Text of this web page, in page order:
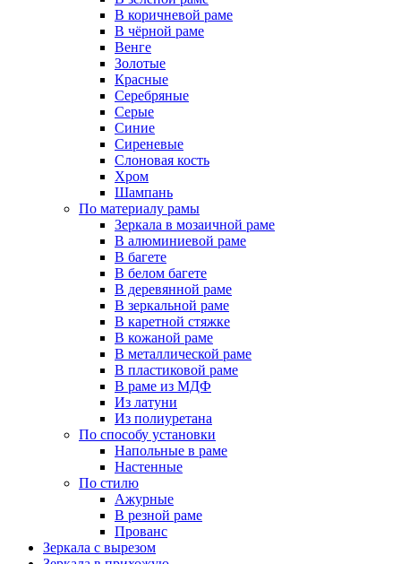
В коричневой раме
В чёрной раме
Венге
Золотые
Красные
Серебряные
Серые
Синие
Сиреневые
Слоновая кость
Хром
Шампань
По материалу рамы
Зеркала в мозаичной раме
В алюминиевой раме
В багете
В белом багете
В деревянной раме
В зеркальной раме
В каретной стяжке
В кожаной раме
В металлической раме
В пластиковой раме
В раме из МДФ
Из латуни
Из полиуретана
По способу установки
Напольные в раме
Настенные
По стилю
Ажурные
В резной раме
Прованс
Зеркала с вырезом